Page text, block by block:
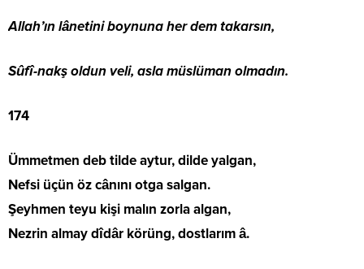
Allah’ın lânetini boynuna her dem takarsın,
Sûfî-nakş oldun veli, asla müslüman olmadın.
174
Ümmetmen deb tilde aytur, dilde yalgan,
Nefsi üçün öz cânını otga salgan.
Şeyhmen teyu kişi malın zorla algan,
Nezrin almay dîdâr körüng, dostlarım â.